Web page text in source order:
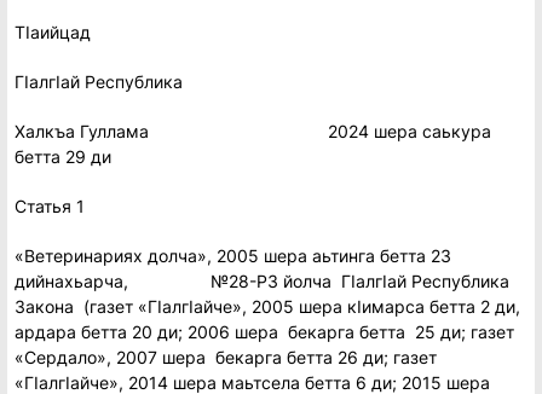
ТIаийцад
ГIалгIай Республика
Халкъа Гуллама 2024 шера саькура
бетта 29 ди
Статья 1
«Ветеринариях долча», 2005 шера аьтинга бетта 23
дийнахьарча, №28-РЗ йолча ГIалгIай Республика
Закона (газет «ГIалгIайче», 2005 шера кIимарса бетта 2 ди,
ардара бетта 20 ди; 2006 шера бекарга бетта 25 ди; газет
«Сердало», 2007 шера бекарга бетта 26 ди; газет
«ГIалгIайче», 2014 шера маьтсела бетта 6 ди; 2015 шера